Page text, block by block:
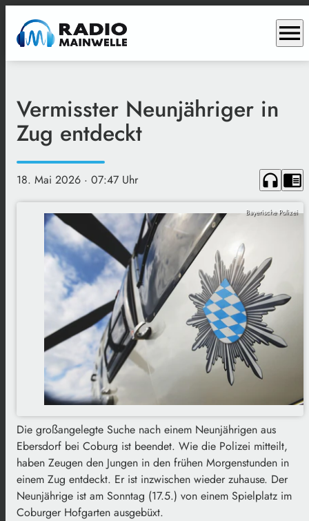
menu
Vermisster Neunjähriger in
Zug entdeckt
18. Mai 2026 · 07:47 Uhr headphones chrome_reader_mode
Bayerische Polizei
Die großangelegte Suche nach einem Neunjährigen aus
Ebersdorf bei Coburg ist beendet. Wie die Polizei mitteilt,
haben Zeugen den Jungen in den frühen Morgenstunden in
einem Zug entdeckt. Er ist inzwischen wieder zuhause. Der
Neunjährige ist am Sonntag (17.5.) von einem Spielplatz im
Coburger Hofgarten ausgebüxt.